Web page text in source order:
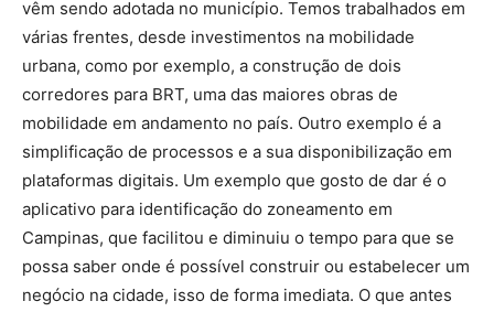
vêm sendo adotada no município. Temos trabalhados em
várias frentes, desde investimentos na mobilidade
urbana, como por exemplo, a construção de dois
corredores para BRT, uma das maiores obras de
mobilidade em andamento no país. Outro exemplo é a
simplificação de processos e a sua disponibilização em
plataformas digitais. Um exemplo que gosto de dar é o
aplicativo para identificação do zoneamento em
Campinas, que facilitou e diminuiu o tempo para que se
possa saber onde é possível construir ou estabelecer um
negócio na cidade, isso de forma imediata. O que antes